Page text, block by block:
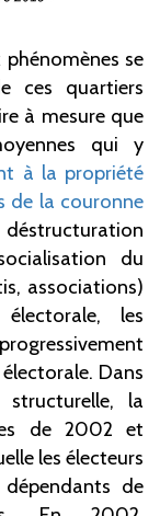
se
ces quartiers
à mesure que
qui y
à la propriété
de la couronne
du
associations)
les
Dans
la
de 2002 et
les électeurs
de